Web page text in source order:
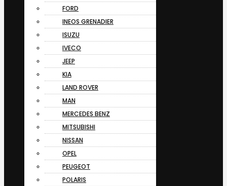
FORD
INEOS GRENADIER
ISUZU
IVECO
JEEP
KIA
LAND ROVER
MAN
MERCEDES BENZ
MITSUBISHI
NISSAN
OPEL
PEUGEOT
POLARIS